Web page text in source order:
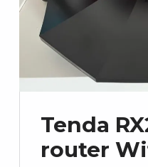
Tenda
router